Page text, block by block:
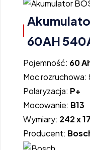
60AH
Pojemność: 60
Moc rozruchowa:
Polaryzacja: P+
Mocowanie: B13
Wymiary: 242 x
Producent: